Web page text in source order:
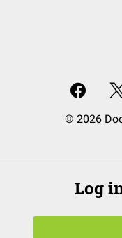
© 2026
Log